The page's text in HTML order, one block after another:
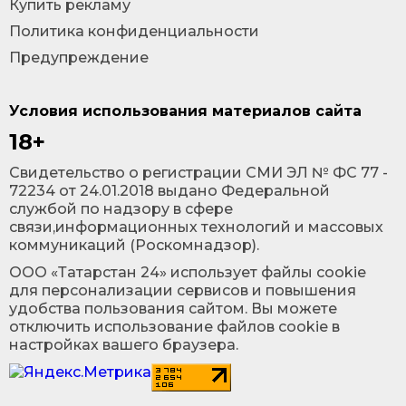
Условия использования материалов сайта
18+
Cвидетельство о регистрации СМИ ЭЛ № ФС 77 -
72234 от 24.01.2018 выдано Федеральной
службой по надзору в сфере
связи,информационных технологий и массовых
коммуникаций (Роскомнадзор).
ООО «Татарстан 24» использует файлы cookie
для персонализации сервисов и повышения
удобства пользования сайтом. Вы можете
отключить использование файлов cookie в
настройках вашего браузера.
Купить рекламу
Политика конфиденциальности
Предупреждение